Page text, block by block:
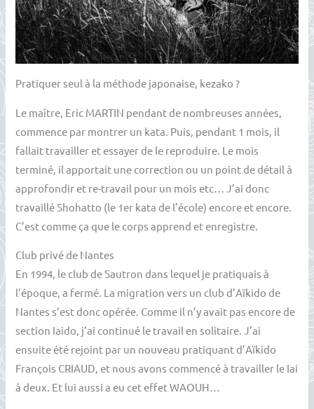
Pratiquer seul à la méthode japonaise, kezako ?
Le maître, Eric MARTIN pendant de nombreuses années,
commence par montrer un kata. Puis, pendant 1 mois, il
fallait travailler et essayer de le reproduire. Le mois
terminé, il apportait une correction ou un point de détail à
approfondir et re-travail pour un mois etc… J’ai donc
travaillé Shohatto (le 1er kata de l’école) encore et encore.
C’est comme ça que le corps apprend et enregistre.
Club privé de Nantes
En 1994, le club de Sautron dans lequel je pratiquais à
l’époque, a fermé. La migration vers un club d’Aïkido de
Nantes s’est donc opérée. Comme il n’y avait pas encore de
section Iaido, j’ai continué le travail en solitaire. J’ai
ensuite été rejoint par un nouveau pratiquant d’Aïkido
François CRIAUD, et nous avons commencé à travailler le Iai
à deux. Et lui aussi a eu cet effet WAOUH…